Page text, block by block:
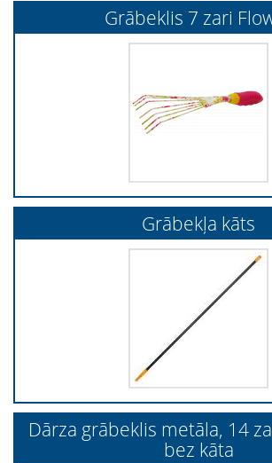
Grābeklis 7 zari
Grābekļa kāts
Dārza grābeklis metāla, 14
bez kāta